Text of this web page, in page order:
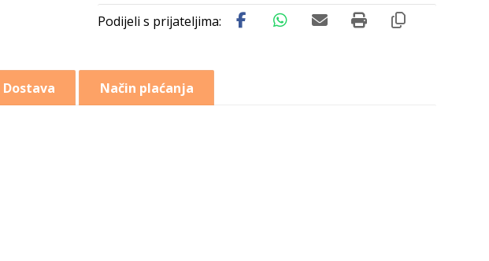
Dostava Način plaćanja